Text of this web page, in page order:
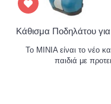
Το MINIA είναι το νέο
παιδιά με